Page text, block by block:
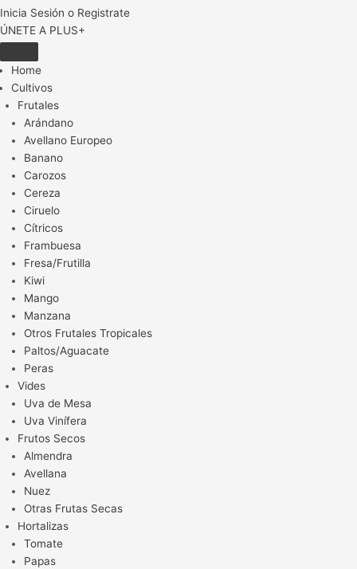
Inicia Sesión o Registrate
ÚNETE A PLUS+
Home
Cultivos
Frutales
Arándano
Avellano Europeo
Banano
Carozos
Cereza
Ciruelo
Cítricos
Frambuesa
Fresa/Frutilla
Kiwi
Mango
Manzana
Otros Frutales Tropicales
Paltos/Aguacate
Peras
Vides
Uva de Mesa
Uva Vinífera
Frutos Secos
Almendra
Avellana
Nuez
Otras Frutas Secas
Hortalizas
Tomate
Papas